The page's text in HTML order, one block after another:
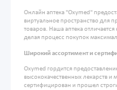
Онлайн аптека "Oxymed"
виртуальное пространство для
товаров. Наша аптека
делая процесс покупок
Широкий ассортимент и
Oxymed гордится
высококачественных лекарств и
сертифицирован и прошел